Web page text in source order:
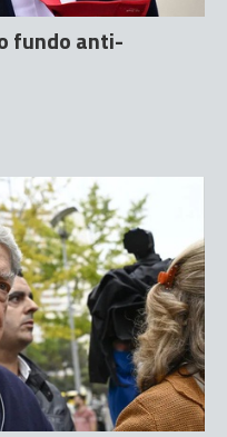
fundo anti-